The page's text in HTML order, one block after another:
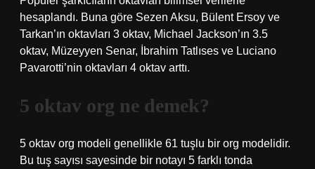
hesaplandı. Buna göre Sezen Aksu, Bülent Ersoy ve
Tarkan’ın oktavları 3 oktav, Michael Jackson’ın 3.5
oktav, Müzeyyen Senar, İbrahim Tatlıses ve Luciano
Pavarotti’nin oktavları 4 oktav arttı.
5 oktav org ne demek?
5 oktav org modeli genellikle 61 tuşlu bir org modelidir.
Bu tuş sayısı sayesinde bir notayı 5 farklı tonda